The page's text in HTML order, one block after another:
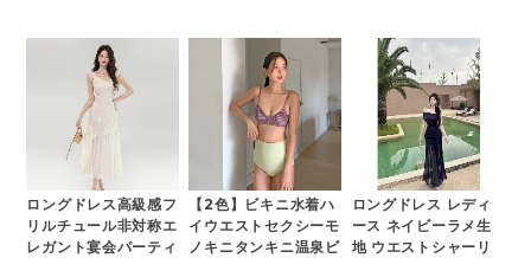
ロングドレス高級感フ
リルチュール非対称エ
レガント宴会パーティ
【2色】ビキニ水着ハ
イウエストセクシーモ
ノキニタンキニ温泉ビ
ロングドレス レディ
ース ネイビーラメ生
地 ウエストシャーリ